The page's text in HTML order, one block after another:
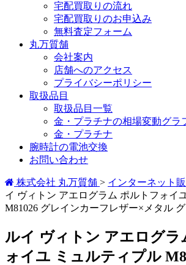
宅配買取りの流れ
宅配買取りのお申込み
無料査定フォーム
丸万質舗
会社案内
店舗へのアクセス
プライバシーポリシー
取扱品目
取扱品目一覧
金・プラチナの相場変動グラ
金・プラチナ
腕時計の電池交換
お問い合わせ
株式会社 丸万質舗 > インターネット
イ ヴィトン アエログラム ポルトフォイ
M81026 グレインカーフレザー×メタル グ
ルイ ヴィトン アエログラ
ォイユ ミュルティプル